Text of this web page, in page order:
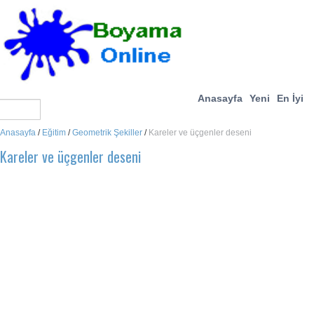
Anasayfa Yeni En İyi
Anasayfa / Eğitim /Geometrik Şekiller / Kareler ve üçgenler deseni
Kareler ve üçgenler deseni